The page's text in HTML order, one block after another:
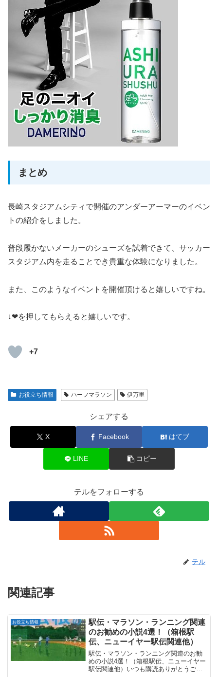
まとめ
長崎スタジアムシティで開催のアンダーアーマーのイベン
トの紹介をしました。
普段履かないメーカーのシューズを試着できて、サッカー
スタジアム内を走ることでき貴重な体験になりました。
また、このようなイベントを開催頂けると嬉しいですね。
↓❤を押してもらえると嬉しいです。
+7
お役立ち情報 ハーフマラソン 伊万里
シェアする
X Facebook はてブ
LINE コピー
テルをフォローする
テル
関連記事
お役立ち情報
駅伝・マラソン・ランニング関連
のお勧めの小説4選！（箱根駅
伝、ニューイヤー駅伝関連他）
駅伝・マラソン・ランニング関連のお勧
めの小説4選！（箱根駅伝、ニューイヤー
駅伝関連他）いつも購読ありがとうござ